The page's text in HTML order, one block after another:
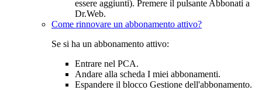
essere aggiunti). Premere il pulsante Abbonati a
Dr.Web.
Come rinnovare un abbonamento attivo?
Se si ha un abbonamento attivo:
Entrare nel PCA.
Andare alla scheda I miei abbonamenti.
Espandere il blocco Gestione dell'abbonamento.